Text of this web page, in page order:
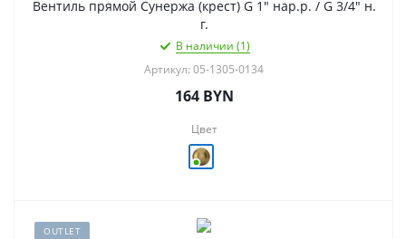
Вентиль прямой Сунержа (крест) G 1" нар.р. / G 3/4" н.
г.
В наличии (1)
Артикул: 05-1305-0134
164BYN
Цвет
OUTLET